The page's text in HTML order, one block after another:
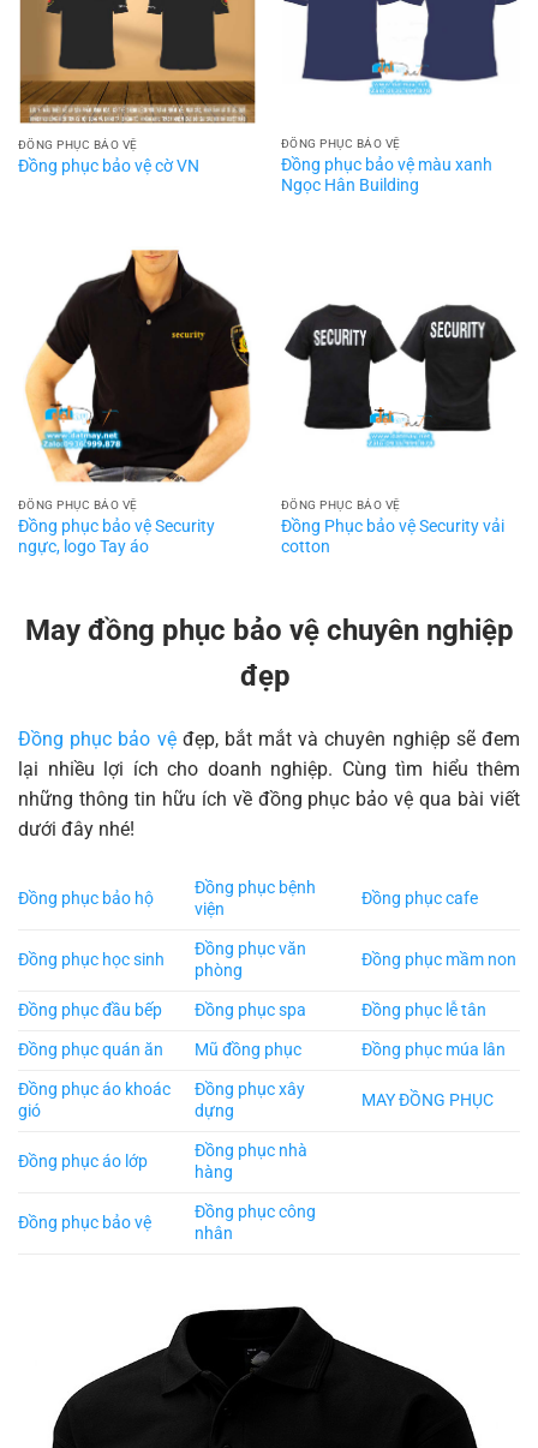
ĐỒNG PHỤC BẢO VỆ
Đồng phục bảo vệ cờ VN
ĐỒNG PHỤC BẢO VỆ
Đồng phục bảo vệ màu xanh
Ngọc Hân Building
ĐỒNG PHỤC BẢO VỆ
Đồng phục bảo vệ Security
ngực, logo Tay áo
ĐỒNG PHỤC BẢO VỆ
Đồng Phục bảo vệ Security vải
cotton
May đồng phục bảo vệ chuyên nghiệp
đẹp
Đồng phục bảo vệđẹp, bắt mắt và chuyên nghiệp sẽ đem
lại nhiều lợi ích cho doanh nghiệp. Cùng tìm hiểu thêm
những thông tin hữu ích về đồng phục bảo vệ qua bài viết
dưới đây nhé!
Đồng phục bảo hộ
Đồng phục bệnh
viện
Đồng phục cafe
Đồng phục học sinh
Đồng phục văn
phòng
Đồng phục mầm non
Đồng phục đầu bếp Đồng phục spa
Đồng phục lễ tân
Đồng phục quán ăn
Mũ đồng phục
Đồng phục múa lân
Đồng phục áo khoác
gió
Đồng phục xây
dựng
MAY ĐỒNG PHỤC
Đồng phục áo lớp
Đồng phục nhà
hàng
Đồng phục bảo vệ
Đồng phục công
nhân